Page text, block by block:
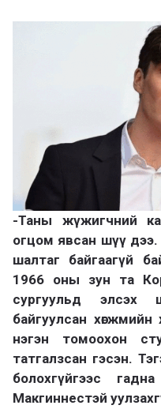
-Таны жүжигчний
огцом явсан шүү дээ.
шалтаг байгаагүй
1966 оны зун та
сургуульд элсэх
байгуулсан
нэгэн томоохон
татгалзсан гэсэн.
болохгүйгээс
Макгиннестэй